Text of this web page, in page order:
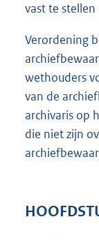
vast te stellen
Verordening
wethouders
van de
archivaris op
die niet zijn